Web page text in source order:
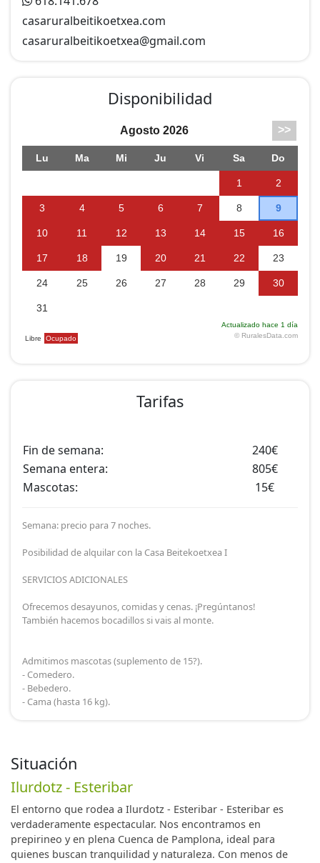
casaruralbeitikoetxea.com
casaruralbeitikoetxea@gmail.com
Disponibilidad
Situación
Ilurdotz - Esteribar
El entorno que rodea a Ilurdotz - Esteribar - Esteribar es
verdaderamente espectacular. Nos encontramos en
prepirineo y en plena Cuenca de Pamplona, ideal para
quienes buscan tranquilidad y naturaleza. Con menos de
Tarifas
Fin de semana:
240€
Semana entera:
805€
Mascotas:
15€
Semana: precio para 7 noches.
Posibilidad de alquilar con la Casa Beitekoetxea I
SERVICIOS ADICIONALES
Ofrecemos desayunos, comidas y cenas. ¡Pregúntanos!
También hacemos bocadillos si vais al monte.
Admitimos mascotas (suplemento de 15?).
- Comedero.
- Bebedero.
- Cama (hasta 16 kg).